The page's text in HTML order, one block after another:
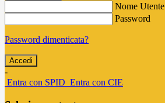
Nome Utente
Password
Password dimenticata?
-
Entra con SPID Entra con CIE